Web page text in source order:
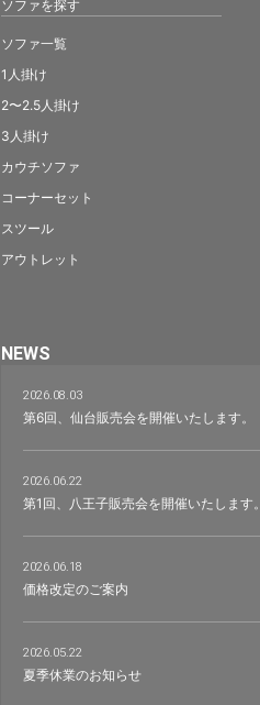
ソファを探す
ソファ一覧
1人掛け
2〜2.5人掛け
3人掛け
カウチソファ
コーナーセット
スツール
アウトレット
NEWS
2026.08.03
第6回、仙台販売会を開催いたします。
2026.06.22
第1回、八王子販売会を開催いたします。
2026.06.18
価格改定のご案内
2026.05.22
夏季休業のお知らせ